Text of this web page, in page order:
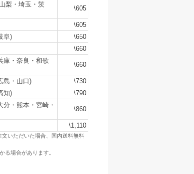
梨・埼玉・茨
\605
\605
阜)
\650
\660
庫・奈良・和歌
\660
島・山口)
\730
知)
\790
・熊本・宮崎・
\860
\1,110
いただいた場合、国内送料無料
る場合があります。